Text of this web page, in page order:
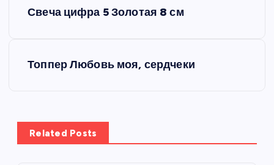
г
а
Свеча цифра 5 Золотая 8 см
Топпер Любовь моя, сердчеки
Related Posts